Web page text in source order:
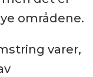
områdene.
varer,